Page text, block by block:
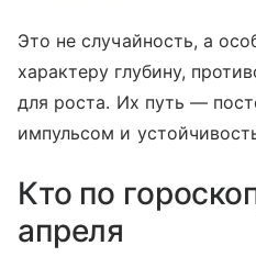
Это не случайность, а
характеру глубину,
для роста. Их путь —
импульсом и
Кто по
апреля